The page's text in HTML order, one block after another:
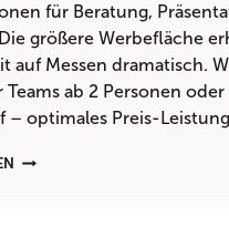
für Beratung,
größere Werbefläche
auf Messen dramatisch.
ab 2 Personen
– optimales Preis-
LOHNT